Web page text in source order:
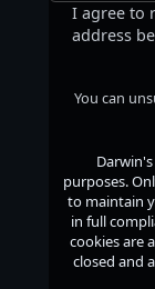
I agree to
address
You can
purposes.
to maintain
in full
cookies are
closed and